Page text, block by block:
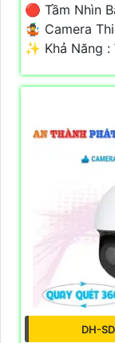
🔴 Tầm Nhìn
🤹 Camera
️✨ Khả Năng :
DH-